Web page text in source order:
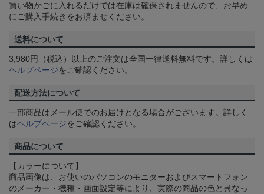
買い物かごに入れるだけでは在庫は確保されませんので、お早め
にご購入手続きをお済ませください。
送料について
3,980円（税込）以上のご注文は全国一律送料無料です。詳しくは
ヘルプページをご確認ください。
配送方法について
一部商品はメール便でのお届けとなる場合がございます。詳しく
はヘルプページをご確認ください。
商品について
【カラーについて】
商品画像は、お使いのパソコンのモニターおよびスマートフォン
のメーカー・機種・画面設定等により、実際の商品の色と異なっ